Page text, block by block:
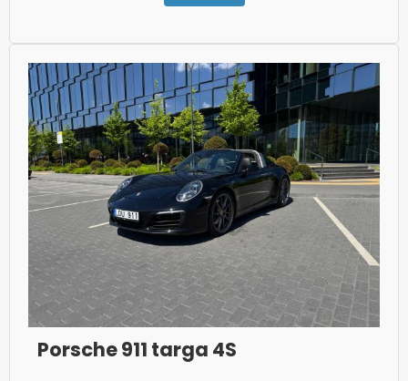
Porsche 911 targa 4S